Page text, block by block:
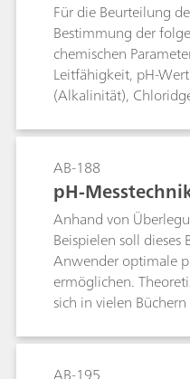
Für die Beurteilung
Bestimmung der
chemischen
Leitfähigkeit, pH-
(Alkalinität),
Fluoridgehalt.
oben genannten
einzigen Arbeitsgang
Permanganatindex
Sauerstoffbedarf
Parameter für die
beschreibt daher
Bestimmung des PMI
CSB nach DIN
AB-188
pH-
Anhand von
Beispielen soll
Anwender optimale
ermöglichen.
sich in vielen
eingeräumt.